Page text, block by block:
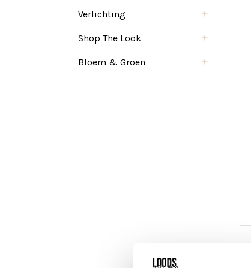
Verlichting
Shop The Look
Bloem & Groen